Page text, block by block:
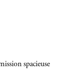
spacieuse